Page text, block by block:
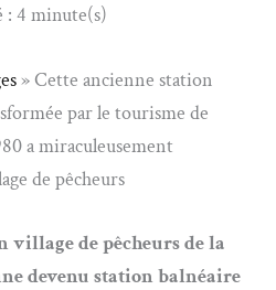
: 4 minute(s)
» Cette ancienne station
par le tourisme de
a miraculeusement
de pêcheurs
de pêcheurs de la
devenu station balnéaire